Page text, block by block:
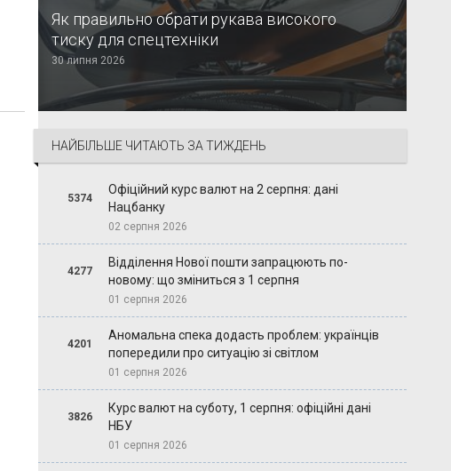
Як правильно обрати рукава високого
тиску для спецтехніки
30 липня 2026
НАЙБІЛЬШЕ ЧИТАЮТЬ ЗА ТИЖДЕНЬ
5374
Офіційний курс валют на 2 серпня: дані
Нацбанку
02 серпня 2026
4277
Відділення Нової пошти запрацюють по-
новому: що зміниться з 1 серпня
01 серпня 2026
4201
Аномальна спека додасть проблем: українців
попередили про ситуацію зі світлом
01 серпня 2026
3826
Курс валют на суботу, 1 серпня: офіційні дані
НБУ
01 серпня 2026